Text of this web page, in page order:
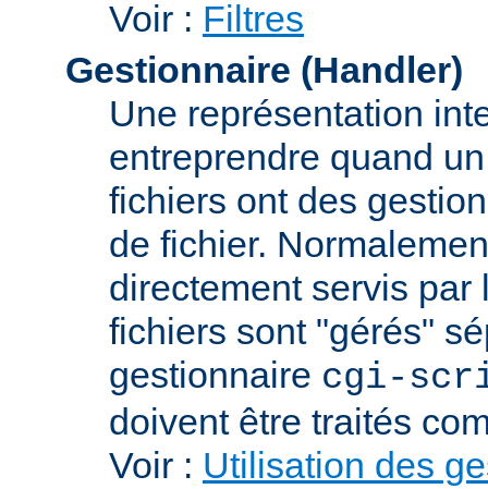
Voir : Filtres
Gestionnaire (Handler)
Une représentation
entreprendre quand
fichiers ont des
de fichier.
directement servis par
fichiers sont "gérés"
gestionnaire cgi-
doivent être traités
Voir : Utilisation des